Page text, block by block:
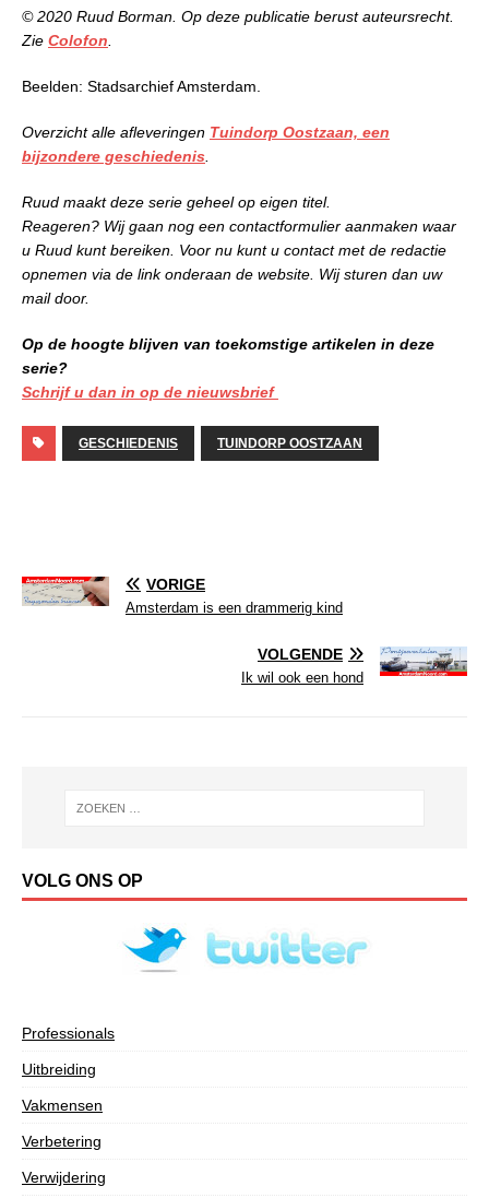
© 2020 Ruud Borman. Op deze publicatie berust auteursrecht.
Zie Colofon.
Beelden: Stadsarchief Amsterdam.
Overzicht alle afleveringen Tuindorp Oostzaan, een
bijzondere geschiedenis.
Ruud maakt deze serie geheel op eigen titel.
Reageren? Wij gaan nog een contactformulier aanmaken waar
u Ruud kunt bereiken. Voor nu kunt u contact met de redactie
opnemen via de link onderaan de website. Wij sturen dan uw
mail door.
Op de hoogte blijven van toekomstige artikelen in deze
serie?
Schrijf u dan in op de nieuwsbrief
GESCHIEDENIS TUINDORP OOSTZAAN
VORIGE
Amsterdam is een drammerig kind
VOLGENDE
Ik wil ook een hond
VOLG ONS OP
Professionals
Uitbreiding
Vakmensen
Verbetering
Verwijdering